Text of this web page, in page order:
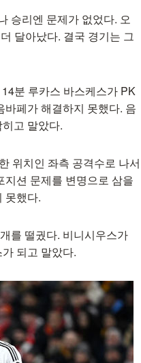
승리엔 문제가 없었다. 오
달아났다. 결국 경기는 그
분 루카스 바스케스가 PK
페가 해결하지 못했다. 음
고 말았다.
위치인 좌측 공격수로 나서
션 문제를 변명으로 삼을
못했다.
를 떨궜다. 비니시우스가
되고 말았다.